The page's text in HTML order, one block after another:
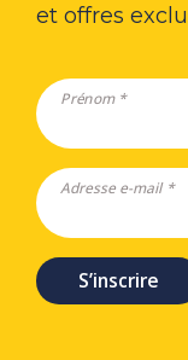
et offres
Prénom *
Adresse e-mail *
S’inscrire